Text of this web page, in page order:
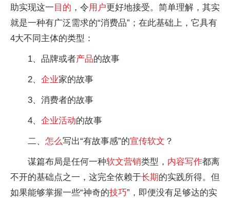
助实现这一目的 ，令用户更好地接受。简单理解，其实
就是一种有广泛需求的“消费品”；在此基础上，它具有
4大不同主体的类型：
1、品牌或者产品的故事
2、 企业家的故事
3、消费者的故事
4、 企业活动的故事
二、 怎么写出“有故事感”的宣传软文 ？
谋篇布局是任何一种软文营销类型， 内容写作都离
不开的基础点之一，这完全依赖于长期的实践所得。但
如果能够掌握一些“神奇的技巧”，即便没有足够达的实